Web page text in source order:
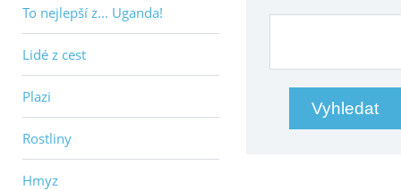
To nejlepší z... Uganda!
Lidé z cest
Plazi
Rostliny
Hmyz